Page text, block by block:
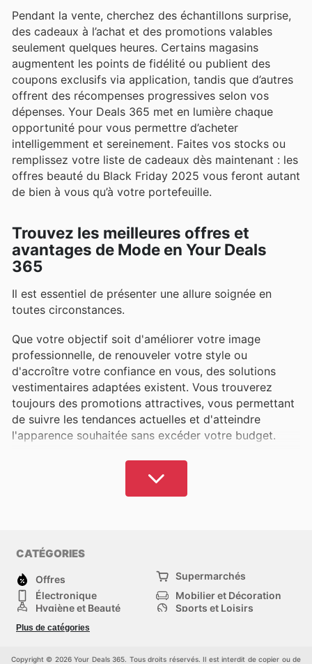
Pendant la vente, cherchez des échantillons surprise,
des cadeaux à l’achat et des promotions valables
seulement quelques heures. Certains magasins
augmentent les points de fidélité ou publient des
coupons exclusifs via application, tandis que d’autres
offrent des récompenses progressives selon vos
dépenses. Your Deals 365 met en lumière chaque
opportunité pour vous permettre d’acheter
intelligemment et sereinement. Faites vos stocks ou
remplissez votre liste de cadeaux dès maintenant : les
offres beauté du Black Friday 2025 vous feront autant
de bien à vous qu’à votre portefeuille.
Trouvez les meilleures offres et
avantages de Mode en Your Deals
365
Il est essentiel de présenter une allure soignée en
toutes circonstances.
Que votre objectif soit d'améliorer votre image
professionnelle, de renouveler votre style ou
d'accroître votre confiance en vous, des solutions
vestimentaires adaptées existent. Vous trouverez
toujours des promotions attractives, vous permettant
de suivre les tendances actuelles et d'atteindre
l'apparence souhaitée sans excéder votre budget.
, redéfinissez votre dressing
sans alourdir vos finances. Explorez les informations
détaillées sur les marques de premier plan pour
de prédilection et vos lieux d'achat favoris ? Chez
Your Deals 365
découvrirez les options qui correspondent à vos
envies et à vos capacités financières. Consultez nos
analyses les plus récentes pour identifier les
promotions locales ou les commandes en ligne
CATÉGORIES
Offres
Supermarchés
Électronique
Mobilier et Décoration
Hygiène et Beauté
Sports et Loisirs
Mode
Animalerie
maison
Plus de catégories
Copyright © 2026 Your Deals 365. Tous droits réservés. Il est interdit de copier ou de